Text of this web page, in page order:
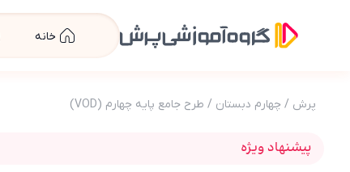
خانه
پرش / چهارم دبستان / طرح جامع پایه چهارم (VOD)
پیشنهاد ویژه